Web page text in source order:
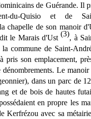
de Guérande. Il
du-Quisio et de Saint-
chapelle de son manoir
le Marais d'Ust (3), à
commune de Saint-
pris son emplacement,
dénombrements. Le
dans un parc de
et de bois de hautes
en propre les
Kerfrézou avec sa